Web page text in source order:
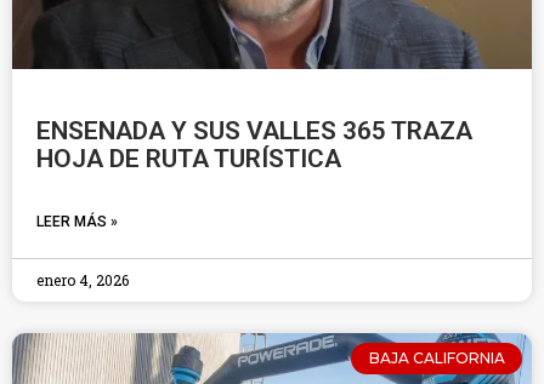
ENSENADA Y SUS VALLES 365 TRAZA
HOJA DE RUTA TURÍSTICA
LEER MÁS »
enero 4, 2026
BAJA CALIFORNIA